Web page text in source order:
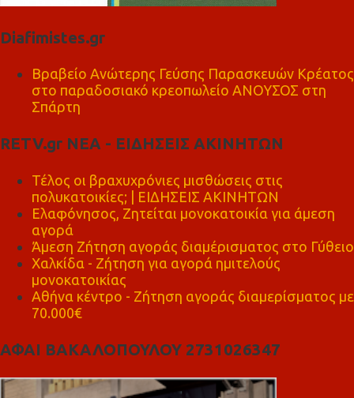
Diafimistes.gr
Βραβείο Ανώτερης Γεύσης Παρασκευών Κρέατος
στο παραδοσιακό κρεοπωλείο ΑΝΟΥΣΟΣ στη
Σπάρτη
RETV.gr ΝΕΑ - ΕΙΔΗΣΕΙΣ ΑΚΙΝΗΤΩΝ
Τέλος οι βραχυχρόνιες μισθώσεις στις
πολυκατοικίες; | ΕΙΔΗΣΕΙΣ ΑΚΙΝΗΤΩΝ
Ελαφόνησος, Ζητείται μονοκατοικία για άμεση
αγορά
Άμεση Ζήτηση αγοράς διαμέρισματος στο Γύθειο
Χαλκίδα - Ζήτηση για αγορά ημιτελούς
μονοκατοικίας
Αθήνα κέντρο - Ζήτηση αγοράς διαμερίσματος με
70.000€
ΑΦΑΙ ΒΑΚΑΛΟΠΟΥΛΟΥ 2731026347